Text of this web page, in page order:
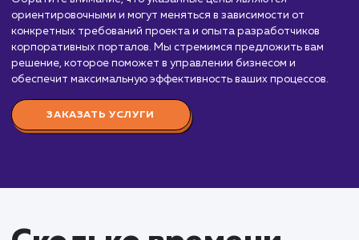
приблизительный порядок цен:
Простой корпоративный портал:От 200
до 500 000 рублей. Включает базовый
(форумы, блоги, система управления
стандартный дизайн, интеграцию с базовыми
системами компании.
корпоративными системами, поддержку